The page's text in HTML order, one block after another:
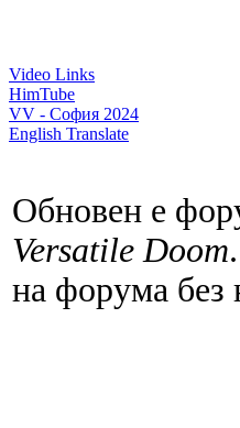
Video Links
HimTube
VV - София 2024
English Translate
Обновен е
Versatile Doom
на форума без